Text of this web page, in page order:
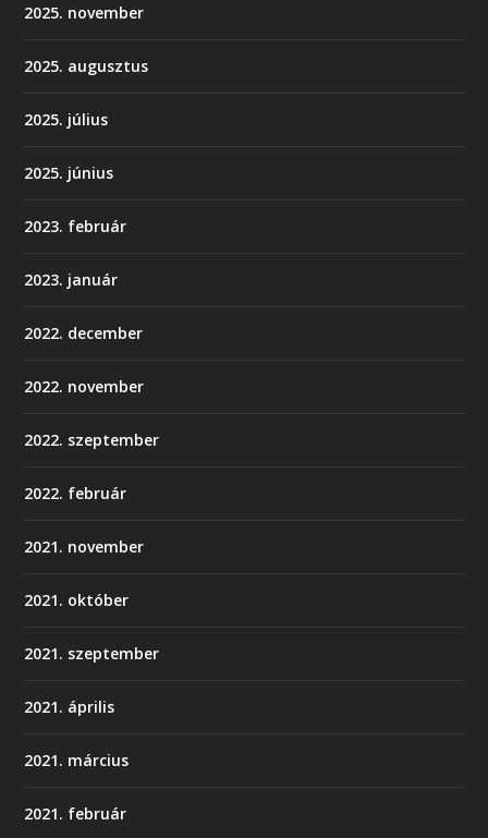
2025. november
2025. augusztus
2025. július
2025. június
2023. február
2023. január
2022. december
2022. november
2022. szeptember
2022. február
2021. november
2021. október
2021. szeptember
2021. április
2021. március
2021. február